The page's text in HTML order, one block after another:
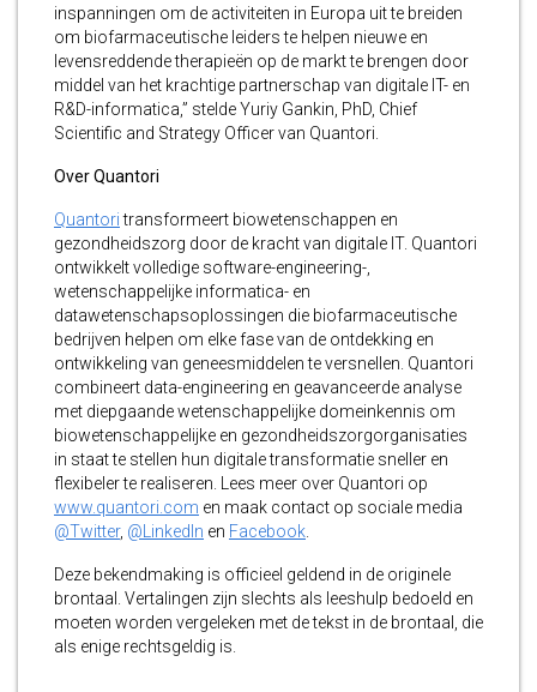
inspanningen om de activiteiten in Europa uit te breiden
om biofarmaceutische leiders te helpen nieuwe en
levensreddende therapieën op de markt te brengen door
middel van het krachtige partnerschap van digitale IT- en
R&D-informatica,” stelde Yuriy Gankin, PhD, Chief
Scientific and Strategy Officer van Quantori.
Over Quantori
Quantoritransformeert biowetenschappen en
gezondheidszorg door de kracht van digitale IT. Quantori
ontwikkelt volledige software-engineering-,
wetenschappelijke informatica- en
datawetenschapsoplossingen die biofarmaceutische
bedrijven helpen om elke fase van de ontdekking en
ontwikkeling van geneesmiddelen te versnellen. Quantori
combineert data-engineering en geavanceerde analyse
met diepgaande wetenschappelijke domeinkennis om
biowetenschappelijke en gezondheidszorgorganisaties
in staat te stellen hun digitale transformatie sneller en
flexibeler te realiseren. Lees meer over Quantori op
www.quantori.com en maak contact op sociale media
@Twitter, @LinkedIn en Facebook
Deze bekendmaking is officieel geldend in de originele
brontaal. Vertalingen zijn slechts als leeshulp bedoeld en
moeten worden vergeleken met de tekst in de brontaal, die
als enige rechtsgeldig is.